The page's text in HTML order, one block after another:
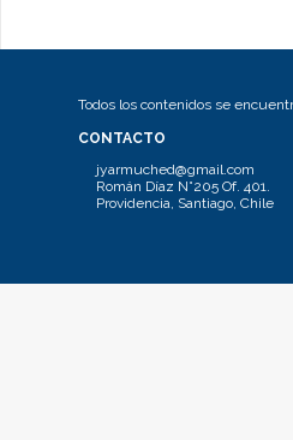
Todos los contenidos se
CONTACTO
jyarmuched@gmail.com
Román Díaz N°205 Of. 401.
Providencia, Santiago, Chile